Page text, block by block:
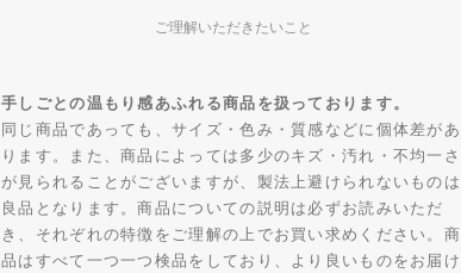
ご理解いただきたいこと
手しごとの温もり感あふれる商品を扱っております。
同じ商品であっても、サイズ・色み・質感などに個体差があ
ります。また、商品によっては多少のキズ・汚れ・不均一さ
が見られることがございますが、製法上避けられないものは
良品となります。商品についての説明は必ずお読みいただ
き、それぞれの特徴をご理解の上でお買い求めください。商
品はすべて一つ一つ検品をしており、より良いものをお届け